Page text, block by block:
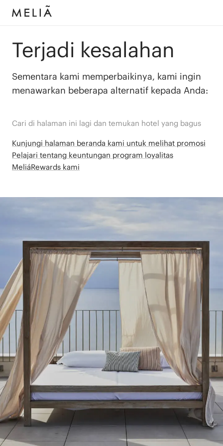
Terjadi kesalahan
Sementara kami memperbaikinya, kami ingin
menawarkan beberapa alternatif kepada Anda:
Cari di halaman ini lagi dan temukan hotel yang bagus
Kunjungi halaman beranda kami untuk melihat promosi
Pelajari tentang keuntungan program loyalitas
MeliáRewards kami